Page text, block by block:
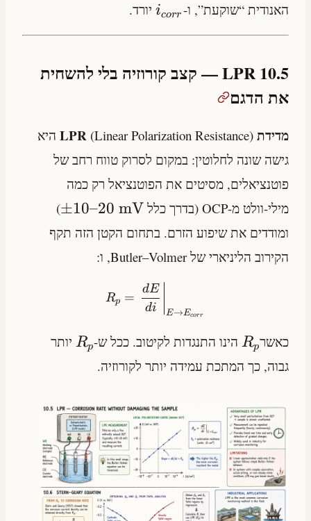
האנודית “שוקעת”, ו-
icorr יורד.
10.5 LPR — קצב קורוזיה בלי להשחית
את הדגם
מדידת LPR
(Linear Polarization Resistance) היא
גישה שונה לחלוטין: במקום לסרוק טווח רחב של
פוטנציאלים, מסיטים את הפוטנציאל רק כמה
מילי-וולט מ-OCP (בדרך כלל
±10–20 mV
)
ומודדים את שיפוע הזרם. בתחום הקטן הזה תקף
הקירוב הליניארי של Butler–Volmer, ו:
Rp =
di
dE
E→Ecorr
כאשר Rp הינו התנגדות לקיטוב. ככל ש- Rp
יותר
גבוה, כך המתכת עמידה יותר לקורוזיה.